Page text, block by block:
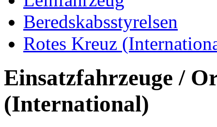
Beredskabsstyrelsen
Rotes Kreuz
Einsatzfahrzeuge /
(International)